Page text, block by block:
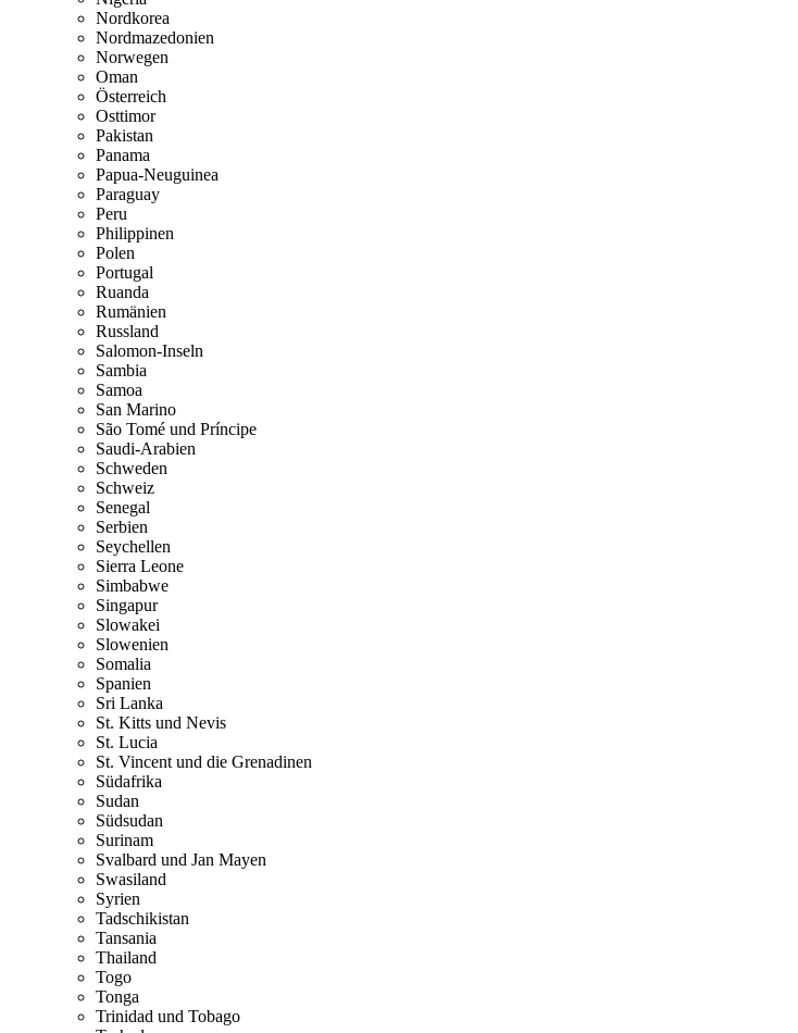
Nordkorea
Nordmazedonien
Norwegen
Oman
Österreich
Osttimor
Pakistan
Panama
Papua-Neuguinea
Paraguay
Peru
Philippinen
Polen
Portugal
Ruanda
Rumänien
Russland
Salomon-Inseln
Sambia
Samoa
San Marino
São Tomé und Príncipe
Saudi-Arabien
Schweden
Schweiz
Senegal
Serbien
Seychellen
Sierra Leone
Simbabwe
Singapur
Slowakei
Slowenien
Somalia
Spanien
Sri Lanka
St. Kitts und Nevis
St. Lucia
St. Vincent und die Grenadinen
Südafrika
Sudan
Südsudan
Surinam
Svalbard und Jan Mayen
Swasiland
Syrien
Tadschikistan
Tansania
Thailand
Togo
Tonga
Trinidad und Tobago